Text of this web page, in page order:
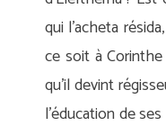
qui l’acheta
ce soit à
qu’il devint
l’éducation de